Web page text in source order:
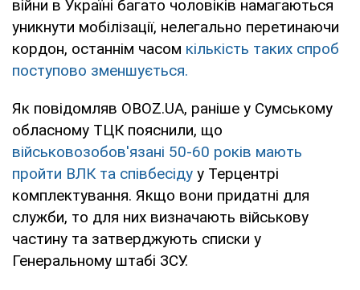
війни в Україні багато чоловіків намагаються
уникнути мобілізації, нелегально перетинаючи
кордон, останнім часом кількість таких спроб
поступово зменшується.
Як повідомляв OBOZ.UA, раніше у Сумському
обласному ТЦК пояснили, що
військовозобов'язані 50-60 років мають
пройти ВЛК та співбесіду у Терцентрі
комплектування. Якщо вони придатні для
служби, то для них визначають військову
частину та затверджують списки у
Генеральному штабі ЗСУ.